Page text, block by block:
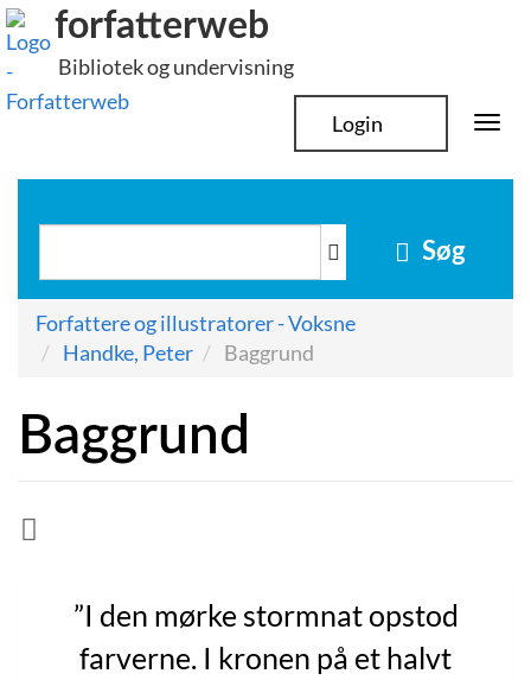
Hop
til
indhold
forfatterweb
Bibliotek og undervisning
Login
Søg
Forfattere og illustratorer - Voksne
Handke, Peter
Baggrund
Baggrund
”I den mørke stormnat opstod
farverne. I kronen på et halvt